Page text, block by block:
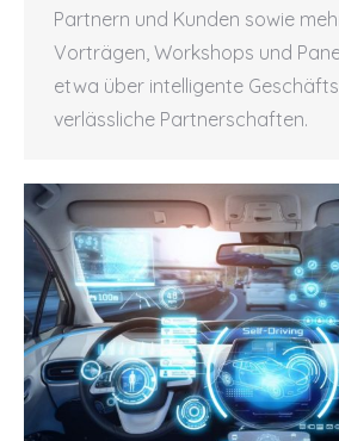
Partnern und Kunden sowie
Vorträgen, Workshops und
etwa über intelligente
verlässliche Partnerschaften.